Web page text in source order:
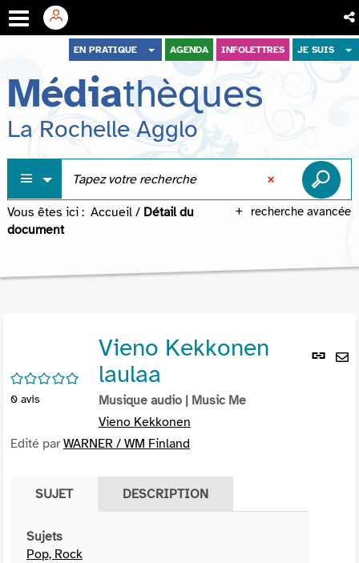
menu
contenu
recherche
EN PRATIQUE AGENDA INFOLETTRES JE SUIS
Médiathèques
La Rochelle Agglo
recherche avancée
Vous êtes ici : Accueil / Détail du
document
Lien
/5
0 avis
Vieno Kekkonen
laulaa
Musique audio | Music Me
Vieno Kekkonen
Edité parWARNER / WM Finland
SUJET DESCRIPTION
Sujets
Pop, Rock